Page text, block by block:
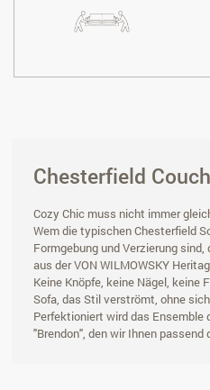
Chesterfield
Cozy Chic muss nicht immer
Wem die typischen Chesterfield
Formgebung und Verzierung
aus der VON WILMOWSKY
Keine Knöpfe, keine Nägel, keine
Sofa, das Stil verströmt, ohne
Perfektioniert wird das Ensemble
"Brendon", den wir Ihnen passend